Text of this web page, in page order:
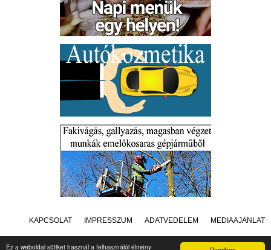
Ez a weboldal sütiket használ a felhasználói élmény
KAPCSOLAT IMPRESSZUM ADATVÉDELEM MÉDIAAJÁNLAT